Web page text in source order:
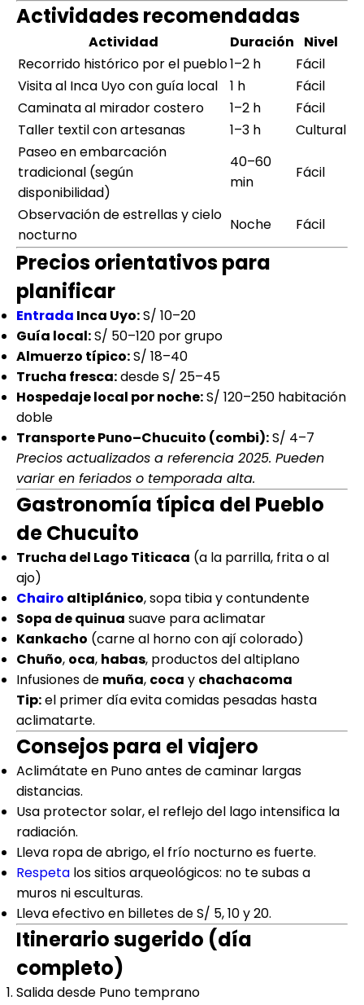
Actividades recomendadas
Actividad Duración
Nivel
Recorrido histórico por el pueblo1–2 h
Fácil
Visita al Inca Uyo con guía local
1 h
Fácil
Caminata al mirador costero
1–2 h
Fácil
Taller textil con artesanas
1–3 h
Cultural
Paseo en embarcación
tradicional (según
disponibilidad)
40–60
min
Fácil
Observación de estrellas y cielo
nocturno
Noche Fácil
Precios orientativos para
planificar
Entrada Inca Uyo:S/ 10–20
Guía local:S/ 50–120 por grupo
Almuerzo típico:S/ 18–40
Trucha fresca:desde S/ 25–45
Hospedaje local por noche:S/ 120–250 habitación
doble
Transporte Puno–Chucuito (combi):S/ 4–7
Precios actualizados a referencia 2025. Pueden
variar en feriados o temporada alta.
Gastronomía típica del Pueblo
de Chucuito
Trucha del Lago Titicaca (a la parrilla, frita o al
ajo)
Chairo altiplánico, sopa tibia y contundente
Sopa de quinua suave para aclimatar
Kankacho (carne al horno con ají colorado)
Chuño, oca, habas, productos del altiplano
Infusiones de muña, coca y chachacoma
Tip:el primer día evita comidas pesadas hasta
aclimatarte.
Consejos para el viajero
Aclimátate en Puno antes de caminar largas
distancias.
Usa protector solar, el reflejo del lago intensifica la
radiación.
Lleva ropa de abrigo, el frío nocturno es fuerte.
Respeta los sitios arqueológicos: no te subas a
muros ni esculturas.
Lleva efectivo en billetes de S/ 5, 10 y 20.
Itinerario sugerido (día
completo)
Salida desde Puno temprano